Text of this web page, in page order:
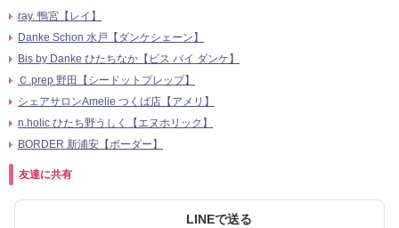
ray. 鴨宮【レイ】
Danke Schon 水戸【ダンケシェーン】
Bis by Danke ひたちなか【ビス バイ ダンケ】
Ｃ.prep 野田【シードットプレップ】
シェアサロンAmelie つくば店【アメリ】
n.holic ひたち野うしく【エヌホリック】
BORDER 新浦安【ボーダー】
友達に共有
LINEで送る